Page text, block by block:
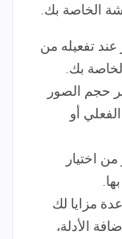
الخاصة بك.
عند تفعيله من
بك.
حجم الصور
أو
اختيار
مزايا لك
الأدلة،